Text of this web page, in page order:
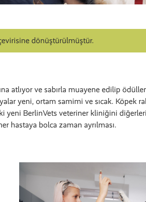
dönüştürülmüştür.
atlıyor ve sabırla muayene edilip
yeni, ortam samimi ve sıcak. Köpek
yeni BerlinVets veteriner kliniğini
hastaya bolca zaman ayrılması.